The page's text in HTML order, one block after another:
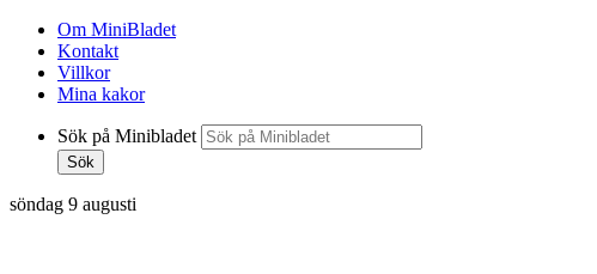
Om MiniBladet
Kontakt
Villkor
Mina kakor
Sök på Minibladet
Sök
söndag 9 augusti